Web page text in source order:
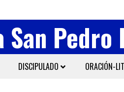
Pedro
DISCIPULADO ORACIÓN-